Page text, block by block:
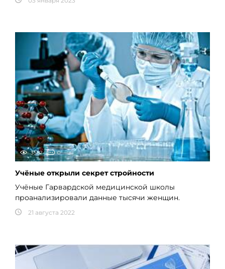
3582 0
Учёные открыли секрет стройности
Учёные Гарвардской медицинской школы
проанализировали данные тысячи женщин.
21 августа 2022